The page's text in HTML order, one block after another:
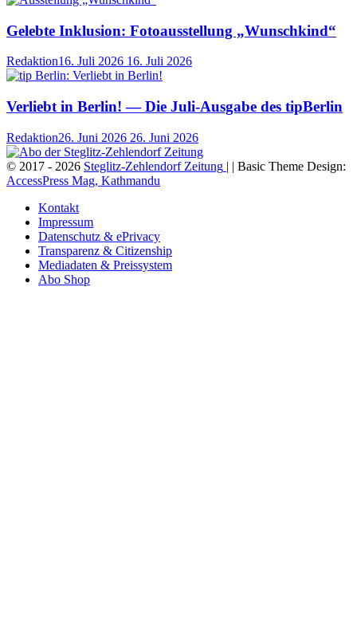
Gelebte Inklusion: Fotoausstellung „Wunschkind“
Redaktion16. Juli 2026 16. Juli 2026
Verliebt in Berlin! — Die Juli-Ausgabe des tipBerlin
Redaktion26. Juni 2026 26. Juni 2026
© 2017 - 2026 Steglitz-Zehlendorf Zeitung | | Basic Theme Design:
AccessPress Mag, Kathmandu
Kontakt
Impressum
Datenschutz & ePrivacy
Transparenz & Citizenship
Mediadaten & Preissystem
Abo Shop